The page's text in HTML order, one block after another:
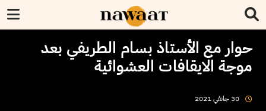
حوار مع الأستاذ بسام الطريفي بعد
موجة الايقافات العشوائية
30 جانفي2021